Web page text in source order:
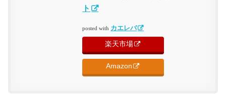
ト
posted with カエレバ
楽天市場
Amazon